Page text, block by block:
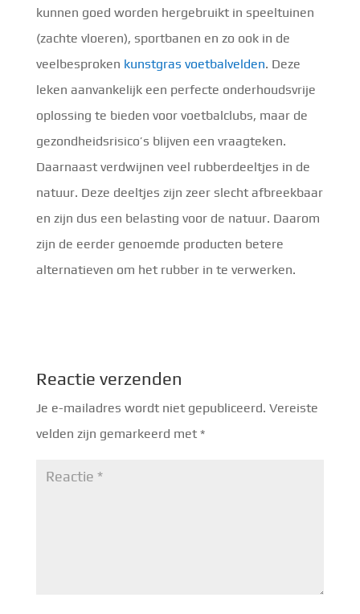
kunnen goed worden hergebruikt in speeltuinen
(zachte vloeren), sportbanen en zo ook in de
veelbesproken kunstgras voetbalvelden. Deze
leken aanvankelijk een perfecte onderhoudsvrije
oplossing te bieden voor voetbalclubs, maar de
gezondheidsrisico’s blijven een vraagteken.
Daarnaast verdwijnen veel rubberdeeltjes in de
natuur. Deze deeltjes zijn zeer slecht afbreekbaar
en zijn dus een belasting voor de natuur. Daarom
zijn de eerder genoemde producten betere
alternatieven om het rubber in te verwerken.
Reactie verzenden
Je e-mailadres wordt niet gepubliceerd. Vereiste
velden zijn gemarkeerd met *